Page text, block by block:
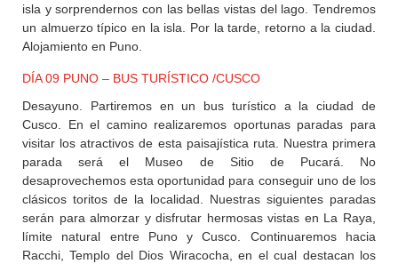
isla y sorprendernos con las bellas vistas del lago. Tendremos
un almuerzo típico en la isla. Por la tarde, retorno a la ciudad.
Alojamiento en Puno.
DÍA 09 PUNO – BUS TURÍSTICO /CUSCO
Desayuno. Partiremos en un bus turístico a la ciudad de
Cusco. En el camino realizaremos oportunas paradas para
visitar los atractivos de esta paisajística ruta. Nuestra primera
parada será el Museo de Sitio de Pucará. No
desaprovechemos esta oportunidad para conseguir uno de los
clásicos toritos de la localidad. Nuestras siguientes paradas
serán para almorzar y disfrutar hermosas vistas en La Raya,
límite natural entre Puno y Cusco. Continuaremos hacia
Racchi, Templo del Dios Wiracocha, en el cual destacan los